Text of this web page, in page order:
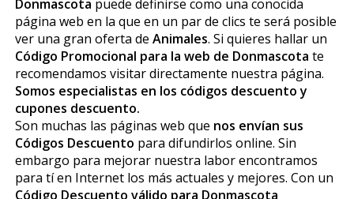
Donmascota puede definirse como una conocida
página web en la que en un par de clics te será posible
ver una gran oferta de Animales. Si quieres hallar un
Código Promocional para la web de Donmascota te
recomendamos visitar directamente nuestra página.
Somos especialistas en los códigos descuento y
cupones descuento.
Son muchas las páginas web que nos envían sus
Códigos Descuento para difundirlos online. Sin
embargo para mejorar nuestra labor encontramos
para tí en Internet los más actuales y mejores. Con un
Código Descuento válido para Donmascota